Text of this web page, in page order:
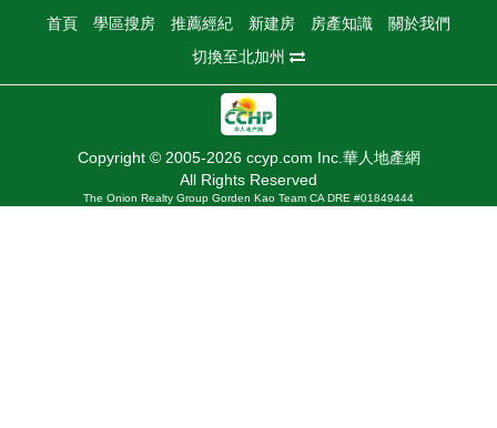
首頁 學區搜房 推薦經紀 新建房 房產知識
關於我們
切換至北加州
Copyright © 2005-2026 ccyp.com Inc.華人地產網
All Rights Reserved
The Onion Realty Group Gorden Kao Team CA DRE #01849444